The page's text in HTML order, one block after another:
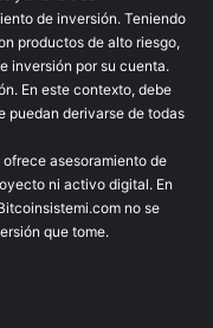
de inversión. Teniendo
productos de alto riesgo,
inversión por su cuenta.
En este contexto, debe
puedan derivarse de todas
asesoramiento de
ni activo digital. En
no se
que tome.